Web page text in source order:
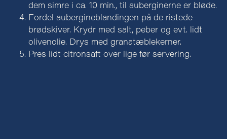
dem simre i ca. 10 min., til auberginerne er bløde.
Fordel aubergineblandingen på de ristede
brødskiver. Krydr med salt, peber og evt. lidt
olivenolie. Drys med granatæblekerner.
Pres lidt citronsaft over lige før servering.